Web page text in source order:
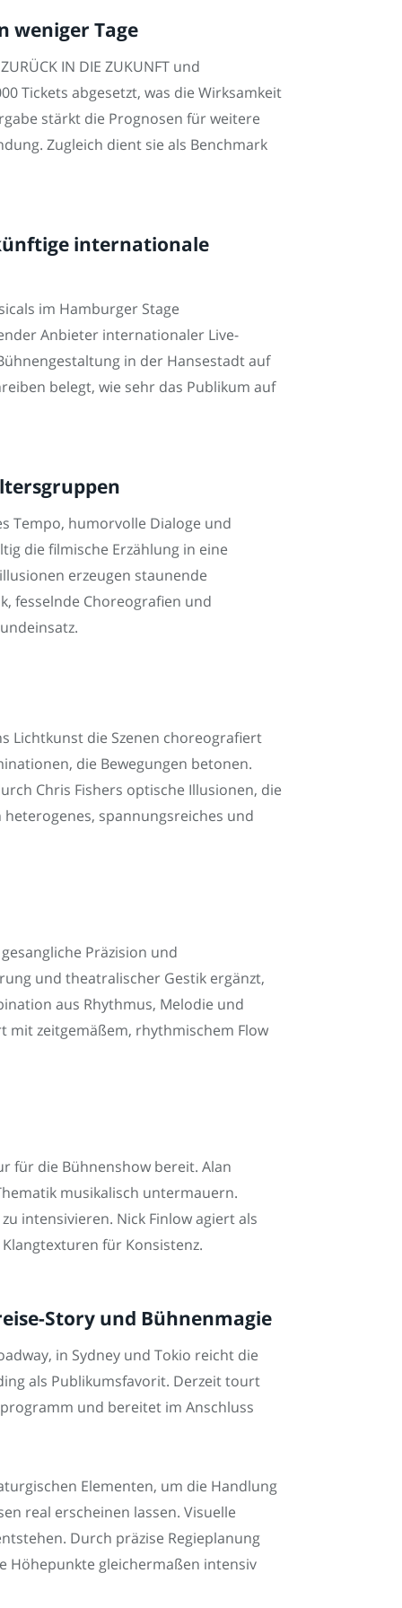
weniger Tage
IN DIE ZUKUNFT und
Tickets abgesetzt, was die Wirksamkeit
stärkt die Prognosen für weitere
Zugleich dient sie als Benchmark
internationale
im Hamburger Stage
Anbieter internationaler Live-
in der Hansestadt auf
belegt, wie sehr das Publikum auf
Tempo, humorvolle Dialoge und
die filmische Erzählung in eine
erzeugen staunende
fesselnde Choreografien und
Lichtkunst die Szenen choreografiert
die Bewegungen betonen.
Chris Fishers optische Illusionen, die
spannungsreiches und
Präzision und
und theatralischer Gestik ergänzt,
aus Rhythmus, Melodie und
mit zeitgemäßem, rhythmischem Flow
für die Bühnenshow bereit. Alan
musikalisch untermauern.
zu intensivieren. Nick Finlow agiert als
für Konsistenz.
Story und Bühnenmagie
in Sydney und Tokio reicht die
als Publikumsfavorit. Derzeit tourt
und bereitet im Anschluss
Elementen, um die Handlung
real erscheinen lassen. Visuelle
Durch präzise Regieplanung
Höhepunkte gleichermaßen intensiv